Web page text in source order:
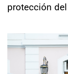
protección